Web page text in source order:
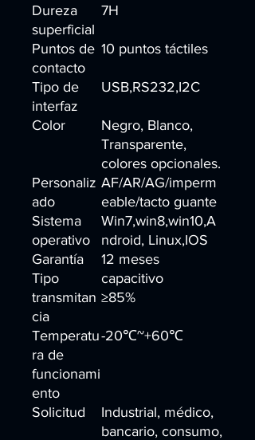
Dureza
superficial
7H
Puntos de
contacto
10 puntos táctiles
Tipo de
interfaz
USB,RS232,I2C
Color
Negro, Blanco,
Transparente,
colores opcionales.
Personaliz
ado
AF/AR/AG/imperm
eable/tacto guante
Sistema
operativo
Win7,win8,win10,A
ndroid, Linux,IOS
Garantía
12 meses
Tipo
capacitivo
transmitan
cia
≥85%
Temperatu
ra de
funcionami
ento
-20℃~+60℃
Solicitud
Industrial, médico,
bancario, consumo,